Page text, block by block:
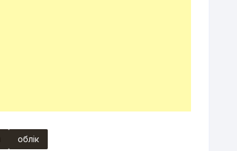
облік